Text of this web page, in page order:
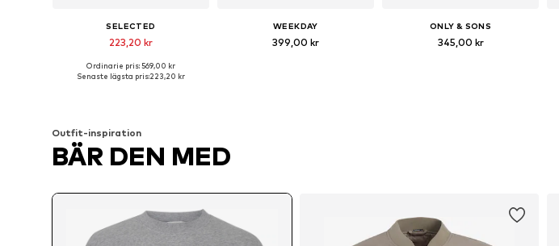
SELECTED
223,20 kr
Tillgängliga storlekar: S, M, L, XL
Ordinarie pris: 569,00 kr
Senaste lägsta pris:223,20 kr
WEEKDAY
399,00 kr
ONLY & SONS
345,00 kr
Outfit-inspiration
BÄR DEN MED